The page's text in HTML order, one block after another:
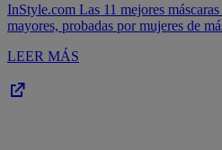
InStyle.com Las 11 mejores
mayores, probadas por mujeres de
LEER MÁS